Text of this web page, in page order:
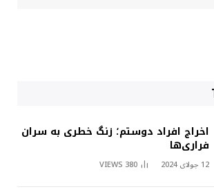
اخراج افراد دوستم؛ زنگ خطری به سران
فراری‌ها
12 جولای 2024 380
VIEWS